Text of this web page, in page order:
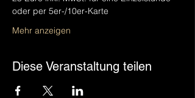
oder per 5er-/10er-Karte
Mehr anzeigen
Diese Veranstaltung teilen